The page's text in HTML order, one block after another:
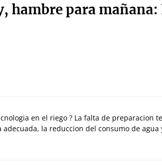
hambre para
en el riego ? La falta de preparacion
la reduccion del consumo de